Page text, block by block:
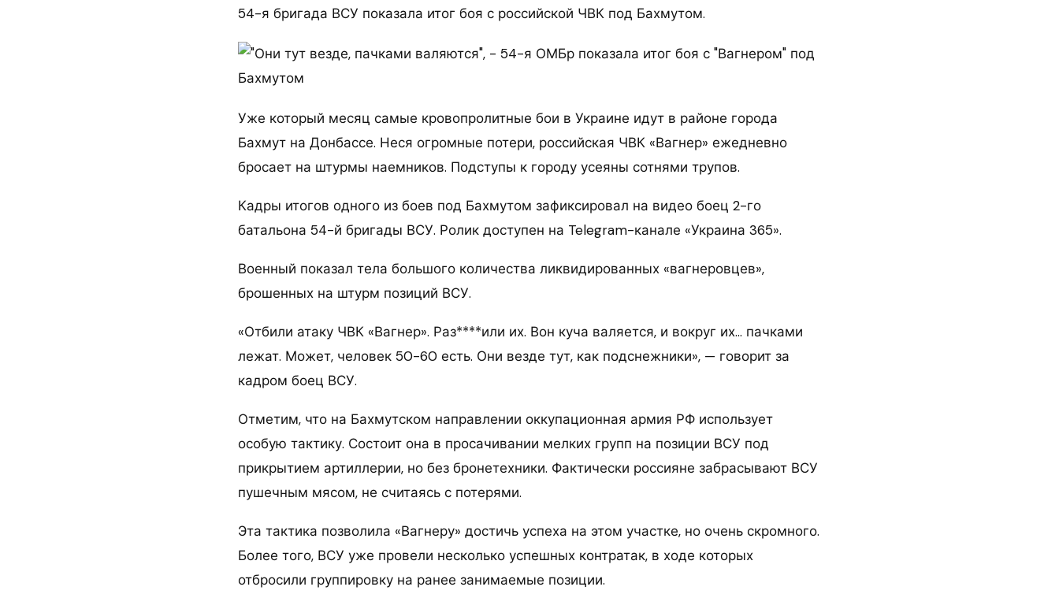
54-я бригада ВСУ показала итог боя с российской ЧВК под Бахмутом.
Уже который месяц самые кровопролитные бои в Украине идут в районе города
Бахмут на Донбассе. Неся огромные потери, российская ЧВК «Вагнер» ежедневно
бросает на штурмы наемников. Подступы к городу усеяны сотнями трупов.
Кадры итогов одного из боев под Бахмутом зафиксировал на видео боец 2-го
батальона 54-й бригады ВСУ. Ролик доступен на Telegram-канале «Украина 365».
Военный показал тела большого количества ликвидированных «вагнеровцев»,
брошенных на штурм позиций ВСУ.
«Отбили атаку ЧВК «Вагнер». Раз****или их. Вон куча валяется, и вокруг их… пачками
лежат. Может, человек 50-60 есть. Они везде тут, как подснежники», — говорит за
кадром боец ВСУ.
Отметим, что на Бахмутском направлении оккупационная армия РФ использует
особую тактику. Состоит она в просачивании мелких групп на позиции ВСУ под
прикрытием артиллерии, но без бронетехники. Фактически россияне забрасывают ВСУ
пушечным мясом, не считаясь с потерями.
Эта тактика позволила «Вагнеру» достичь успеха на этом участке, но очень скромного.
Более того, ВСУ уже провели несколько успешных контратак, в ходе которых
отбросили группировку на ранее занимаемые позиции.